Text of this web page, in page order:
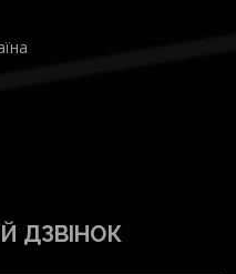
ДЗВІНОК